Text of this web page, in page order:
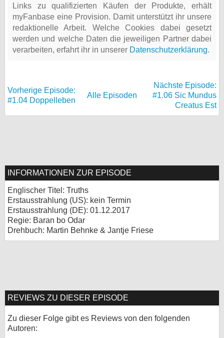
Links zu qualifizierten Käufen der Produkte, erhält
myFanbase eine Provision. Damit unterstützt ihr unsere
redaktionelle Arbeit. Welche Cookies dabei gesetzt
werden und welche Daten die jeweiligen Partner dabei
verarbeiten, erfahrt ihr in unserer Datenschutzerklärung.
Vorherige Episode:
#1.04 Doppelleben
Alle Episoden
Nächste Episode:
#1.06 Sic Mundus
Creatus Est
INFORMATIONEN ZUR EPISODE
Englischer Titel: Truths
Erstausstrahlung (US): kein Termin
Erstausstrahlung (DE): 01.12.2017
Regie: Baran bo Odar
Drehbuch: Martin Behnke & Jantje Friese
REVIEWS ZU DIESER EPISODE
Zu dieser Folge gibt es Reviews von den folgenden
Autoren: